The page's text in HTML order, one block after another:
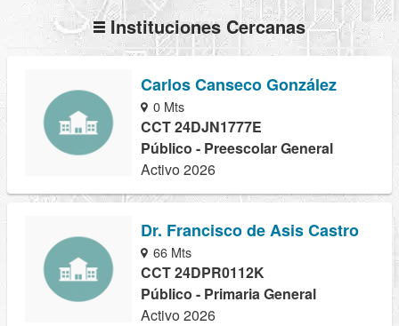
Instituciones Cercanas
Carlos Canseco González
0 Mts
CCT 24DJN1777E
Público - Preescolar General
Activo 2026
Dr. Francisco de Asis Castro
66 Mts
CCT 24DPR0112K
Público - Primaria General
Activo 2026